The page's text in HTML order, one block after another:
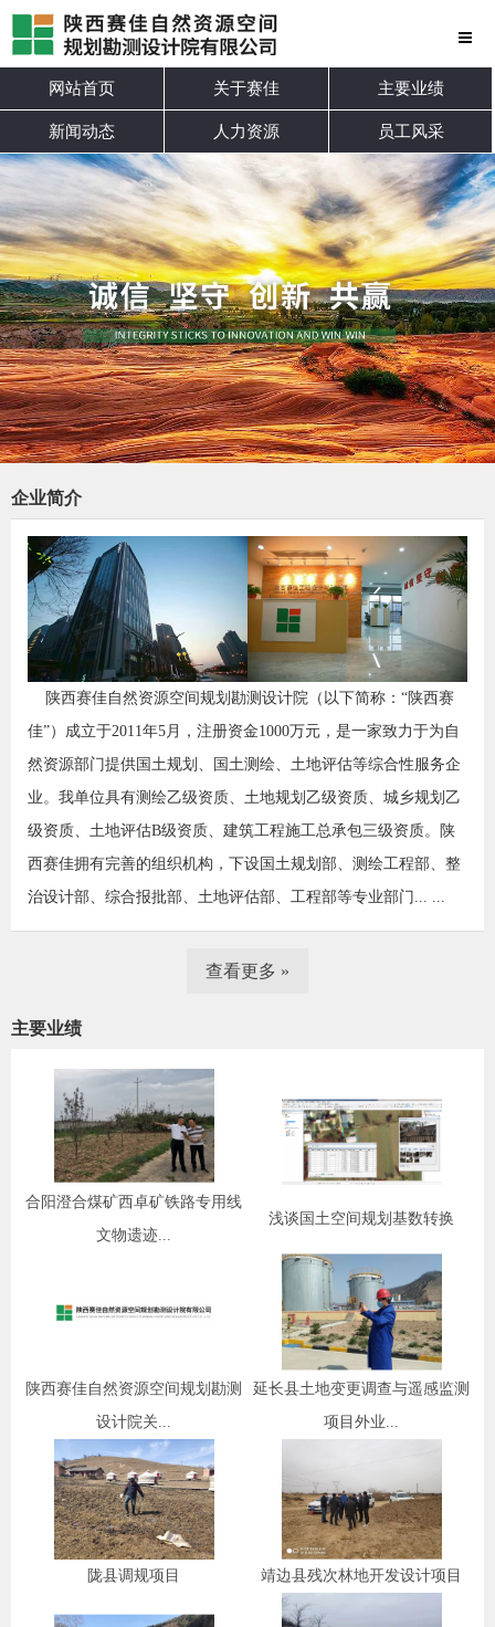
网站首页 关于赛佳 主要业绩
新闻动态 人力资源 员工风采
企业简介
陕西赛佳自然资源空间规划勘测设计院（以下简称：“陕西赛
佳”）成立于2011年5月，注册资金1000万元，是一家致力于为自
然资源部门提供国土规划、国土测绘、土地评估等综合性服务企
业。我单位具有测绘乙级资质、土地规划乙级资质、城乡规划乙
级资质、土地评估B级资质、建筑工程施工总承包三级资质。陕
西赛佳拥有完善的组织机构，下设国土规划部、测绘工程部、整
治设计部、综合报批部、土地评估部、工程部等专业部门... ...
查看更多 »
主要业绩
合阳澄合煤矿西卓矿铁路专用线
文物遗迹...
浅谈国土空间规划基数转换
陕西赛佳自然资源空间规划勘测
设计院关...
延长县土地变更调查与遥感监测
项目外业...
陇县调规项目 靖边县残次林地开发设计项目